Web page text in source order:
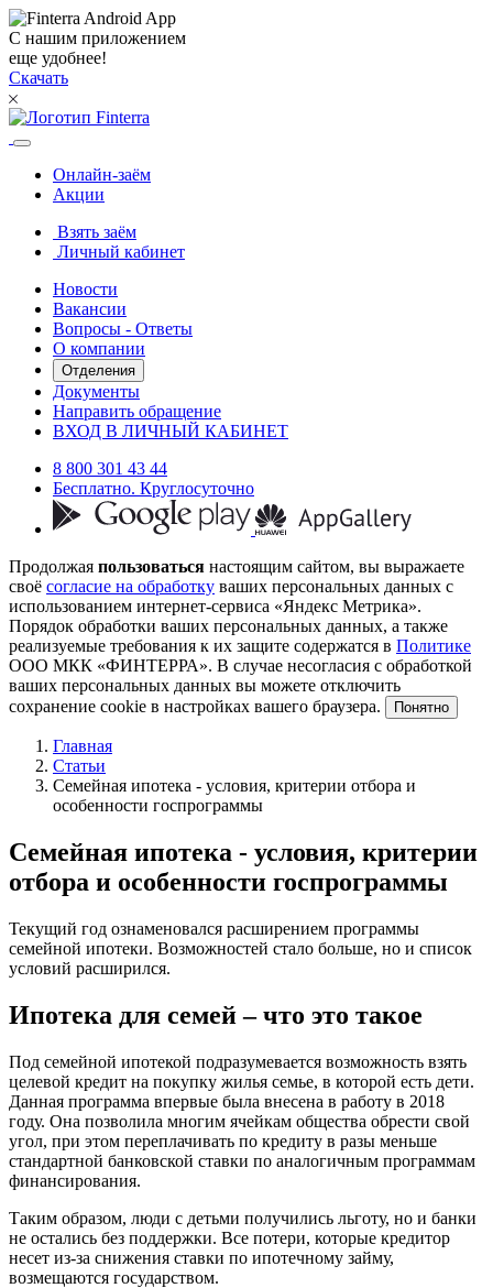
С нашим приложением
еще удобнее!
Скачать
Онлайн-заём
Акции
Взять заём
Личный кабинет
Новости
Вакансии
Вопросы - Ответы
О компании
Отделения
Документы
Направить обращение
ВХОД В ЛИЧНЫЙ КАБИНЕТ
8 800 301 43 44
Бесплатно. Круглосуточно
Продолжая пользоваться настоящим сайтом, вы выражаете
своё согласие на обработку ваших персональных данных с
использованием интернет-сервиса «Яндекс Метрика».
Порядок обработки ваших персональных данных, а также
реализуемые требования к их защите содержатся в Политике
ООО МКК «ФИНТЕРРА». В случае несогласия с обработкой
ваших персональных данных вы можете отключить
сохранение cookie в настройках вашего браузера.
Понятно
Главная
Статьи
Семейная ипотека - условия, критерии отбора и
особенности госпрограммы
Семейная ипотека - условия, критерии
отбора и особенности госпрограммы
Текущий год ознаменовался расширением программы
семейной ипотеки. Возможностей стало больше, но и список
условий расширился.
Ипотека для семей – что это такое
Под семейной ипотекой подразумевается возможность взять
целевой кредит на покупку жилья семье, в которой есть дети.
Данная программа впервые была внесена в работу в 2018
году. Она позволила многим ячейкам общества обрести свой
угол, при этом переплачивать по кредиту в разы меньше
стандартной банковской ставки по аналогичным программам
финансирования.
Таким образом, люди с детьми получились льготу, но и банки
не остались без поддержки. Все потери, которые кредитор
несет из-за снижения ставки по ипотечному займу,
возмещаются государством.